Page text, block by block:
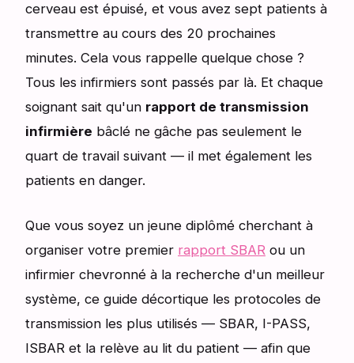
cerveau est épuisé, et vous avez sept patients à
transmettre au cours des 20 prochaines
minutes. Cela vous rappelle quelque chose ?
Tous les infirmiers sont passés par là. Et chaque
soignant sait qu'un rapport de transmission
infirmière bâclé ne gâche pas seulement le
quart de travail suivant — il met également les
patients en danger.
Que vous soyez un jeune diplômé cherchant à
organiser votre premier rapport SBAR ou un
infirmier chevronné à la recherche d'un meilleur
système, ce guide décortique les protocoles de
transmission les plus utilisés — SBAR, I-PASS,
ISBAR et la relève au lit du patient — afin que